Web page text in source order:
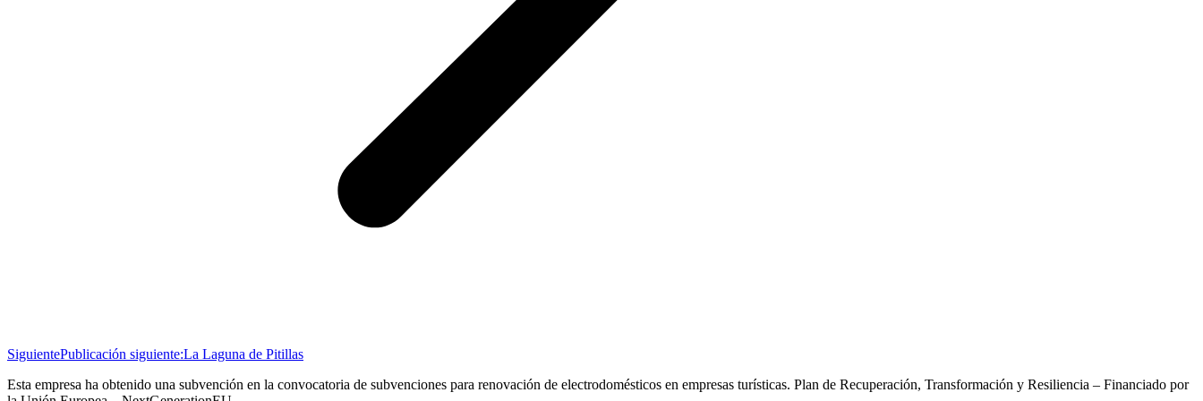
SiguientePublicación siguiente:La Laguna de Pitillas
Esta empresa ha obtenido una subvención en la convocatoria de subvenciones para renovación de electrodomésticos en empresas turísticas. Plan de Recuperación, Transformación y Resiliencia – Financiado por